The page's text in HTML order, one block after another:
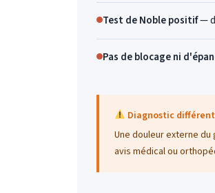
Test de Noble positif—
Pas de blocage ni
Diagnostic
Une douleur externe
avis médical ou